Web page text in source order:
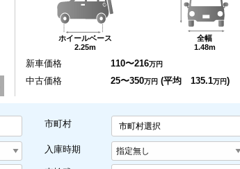
ホイールベース
2.25m
全幅
1.48m
新車価格 110〜216万円
中古価格 25〜350万円 (平均 135.1万円)
市町村 市町村選択
入庫時期